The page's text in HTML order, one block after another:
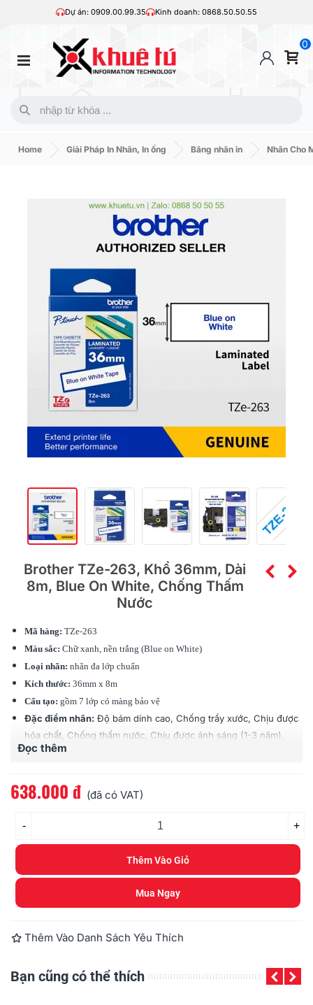
Dự án: 0909.00.99.35 Kinh doanh: 0868.50.50.55
0
Home Giải Pháp In Nhãn, In ống Băng nhãn in Nhãn Cho
Brother TZe-263, Khổ 36mm, Dài
8m, Blue On White, Chống Thấm
Nước
Mã hàng: TZe-263
Màu sắc: Chữ xanh, nền trắng (Blue on White)
Loại nhãn: nhãn đa lớp chuẩn
Kích thước: 36mm x 8m
Cấu tạo: gồm 7 lớp có màng bảo vệ
Đặc điểm nhãn: Độ bám dính cao, Chống trầy xước, Chịu được
hóa chất, Chống thấm nước, Chịu được ánh sáng (1-3 năm),
Chịu được nhiệt độ (-80 độ - 200 độ C)
Đọc thêm
638.000 đ (đã có VAT)
- +
Thêm Vào Giỏ
Mua Ngay
Thêm Vào Danh Sách Yêu Thích
Bạn cũng có thể thích